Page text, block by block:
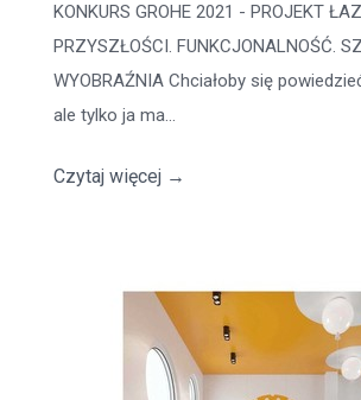
KONKURS GROHE 2021 - PROJEKT
PRZYSZŁOŚCI. FUNKCJONALNOŚĆ.
WYOBRAŹNIA Chciałoby się
ale tylko ja ma...
Czytaj więcej →